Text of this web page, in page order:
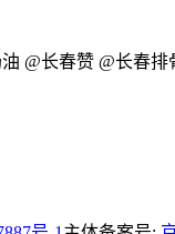
@长春赞 @长春